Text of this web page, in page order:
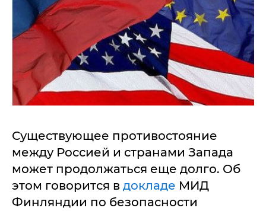
Существующее противостояние
между Россией и странами Запада
может продолжаться еще долго. Об
этом говорится в докладе МИД
Финляндии по безопасности